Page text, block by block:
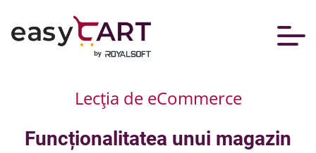
Lecția de eCommerce
Funcționalitatea unui magazin